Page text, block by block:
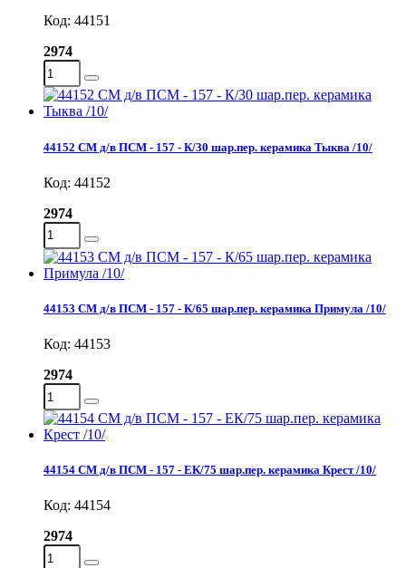
Код: 44151
2974
44152 СМ д/в ПСМ - 157 - К/30 шар.пер. керамика Тыква /10/
Код: 44152
2974
44153 СМ д/в ПСМ - 157 - К/65 шар.пер. керамика Примула /10/
Код: 44153
2974
44154 СМ д/в ПСМ - 157 - ЕК/75 шар.пер. керамика Крест /10/
Код: 44154
2974